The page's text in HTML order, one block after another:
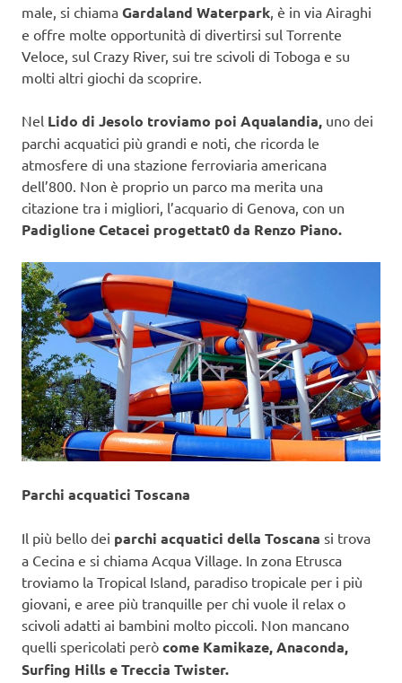
male, si chiama Gardaland Waterpark , è in via Airaghi
e offre molte opportunità di divertirsi sul Torrente
Veloce, sul Crazy River, sui tre scivoli di Toboga e su
molti altri giochi da scoprire.
Nel Lido di Jesolo troviamo poi Aqualandia, uno dei
parchi acquatici più grandi e noti, che ricorda le
atmosfere di una stazione ferroviaria americana
dell’800. Non è proprio un parco ma merita una
citazione tra i migliori, l’acquario di Genova, con un
Padiglione Cetacei progettat0 da Renzo Piano.
Parchi acquatici Toscana
Il più bello dei parchi acquatici della Toscana si trova
a Cecina e si chiama Acqua Village. In zona Etrusca
troviamo la Tropical Island, paradiso tropicale per i più
giovani, e aree più tranquille per chi vuole il relax o
scivoli adatti ai bambini molto piccoli. Non mancano
quelli spericolati però come Kamikaze, Anaconda,
Surfing Hills e Treccia Twister.